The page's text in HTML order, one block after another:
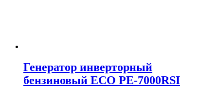
Генератор инверторный
бензиновый ECO PE-7000RSI